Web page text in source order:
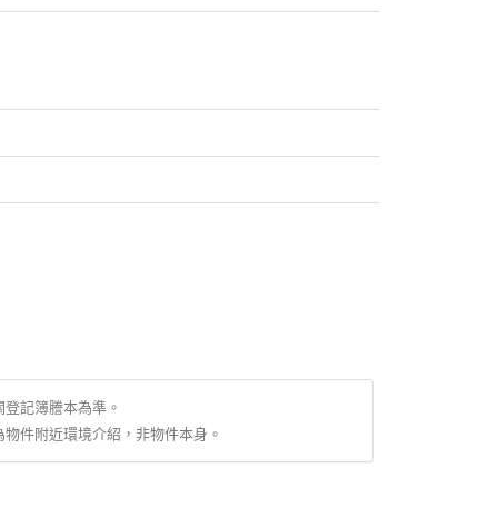
記簿謄本為準。
件附近環境介紹，非物件本身。